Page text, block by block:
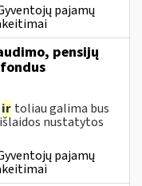
pajamų
pensijų
ir toliau galima bus
nustatytos
pajamų